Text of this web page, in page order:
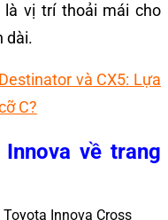
là vị trí thoải mái cho
dài.
và CX5: Lựa
C?
về trang